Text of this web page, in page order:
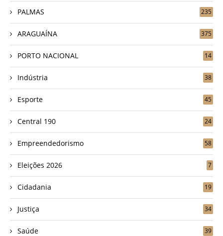
PALMAS 235
ARAGUAÍNA 375
PORTO NACIONAL 14
Indústria 38
Esporte 45
Central 190 24
Empreendedorismo 58
Eleições 2026 7
Cidadania 19
Justiça 34
Saúde 39